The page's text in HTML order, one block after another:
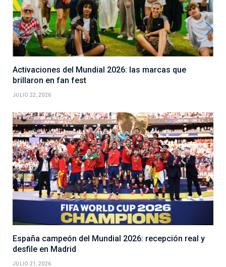
Activaciones del Mundial 2026: las marcas que
brillaron en fan fest
JULIO 22, 2026
España campeón del Mundial 2026: recepción real y
desfile en Madrid
JULIO 21, 2026